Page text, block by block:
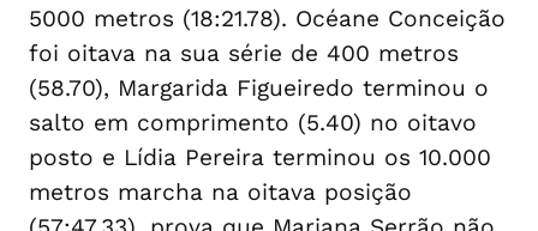
5000 metros (18:21.78). Océane Conceição
foi oitava na sua série de 400 metros
(58.70), Margarida Figueiredo terminou o
salto em comprimento (5.40) no oitavo
posto e Lídia Pereira terminou os 10.000
metros marcha na oitava posição